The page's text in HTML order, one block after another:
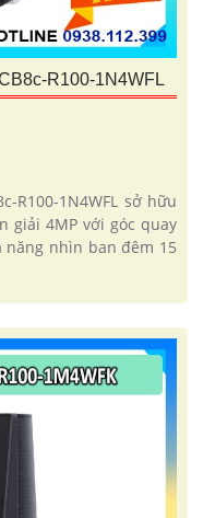
R100-1N4WFL
R100-1N4WFL sở hữu
giải 4MP với góc quay
năng nhìn ban đêm 15